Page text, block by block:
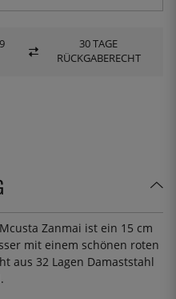
30 TAGE
RÜCKGABERECHT
Zanmai ist ein 15 cm
mit einem schönen roten
aus 32 Lagen Damaststahl